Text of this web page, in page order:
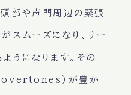
頭部や声門周辺の緊張
スムーズになり、リー
うになります。その
overtones）が豊か